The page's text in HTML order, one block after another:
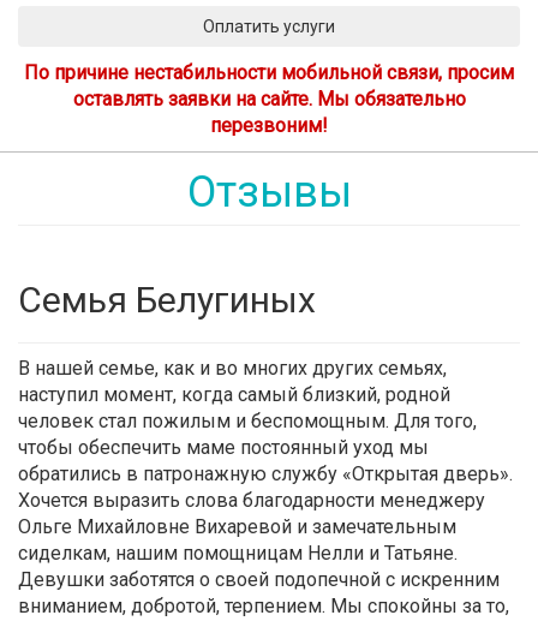
Оплатить услуги
По причине нестабильности мобильной связи, просим
оставлять заявки на сайте. Мы обязательно
перезвоним!
Отзывы
Семья Белугиных
В нашей семье, как и во многих других семьях,
наступил момент, когда самый близкий, родной
человек стал пожилым и беспомощным. Для того,
чтобы обеспечить маме постоянный уход мы
обратились в патронажную службу «Открытая дверь».
Хочется выразить слова благодарности менеджеру
Ольге Михайловне Вихаревой и замечательным
сиделкам, нашим помощницам Нелли и Татьяне.
Девушки заботятся о своей подопечной с искренним
вниманием, добротой, терпением. Мы спокойны за то,